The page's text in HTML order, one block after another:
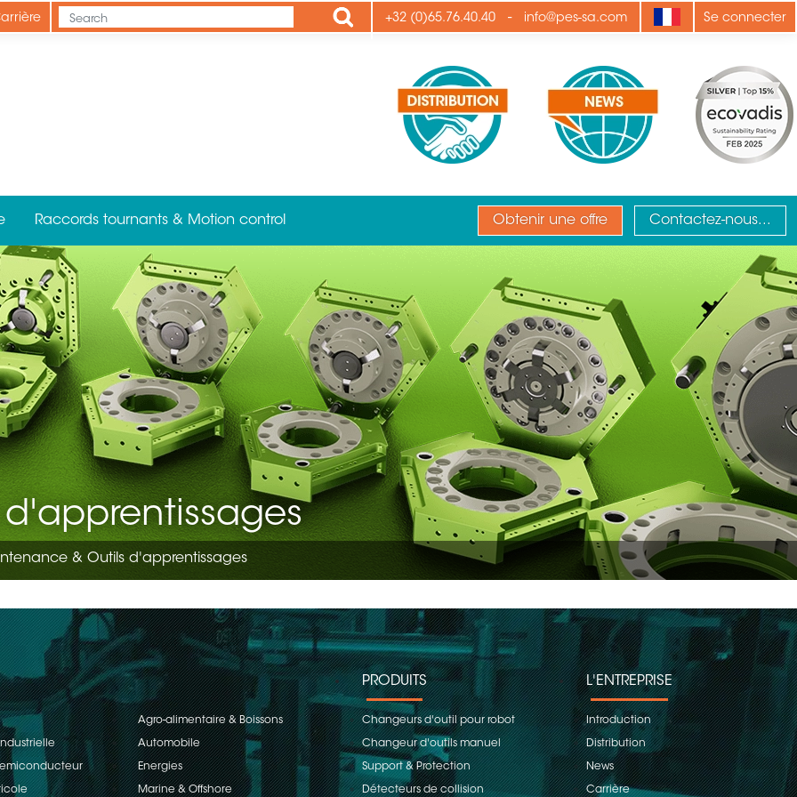
Apply +32 (0)65.76.40.40 - info@pes-sa.com Se connecter
Raccords tournants & Motion control Obtenir une offre Contactez-nous...
& Outils d'apprentissages
Agro-alimentaire & Boissons
Automobile
Energies
Marine & Offshore
PRODUITS
Changeurs d'outil pour robot
Changeur d'outils manuel
Support & Protection
Détecteurs de collision
L'ENTREPRISE
Introduction
Distribution
News
Carrière